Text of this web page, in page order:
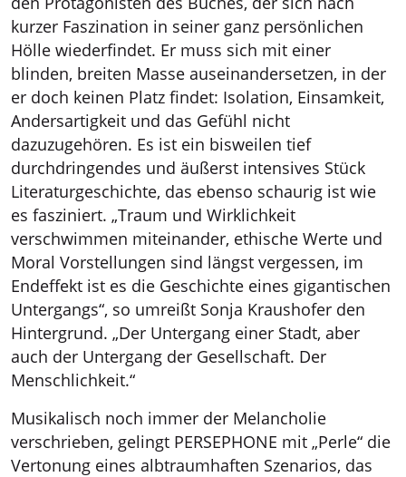
kurzer Faszination in seiner ganz persönlichen
Hölle wiederfindet. Er muss sich mit einer
blinden, breiten Masse auseinandersetzen, in der
er doch keinen Platz findet: Isolation, Einsamkeit,
Andersartigkeit und das Gefühl nicht
dazuzugehören. Es ist ein bisweilen tief
durchdringendes und äußerst intensives Stück
Literaturgeschichte, das ebenso schaurig ist wie
es fasziniert. „Traum und Wirklichkeit
verschwimmen miteinander, ethische Werte und
Moral Vorstellungen sind längst vergessen, im
Endeffekt ist es die Geschichte eines gigantischen
Untergangs“, so umreißt Sonja Kraushofer den
Hintergrund. „Der Untergang einer Stadt, aber
auch der Untergang der Gesellschaft. Der
Menschlichkeit.“
Musikalisch noch immer der Melancholie
verschrieben, gelingt PERSEPHONE mit „Perle“ die
Vertonung eines albtraumhaften Szenarios, das